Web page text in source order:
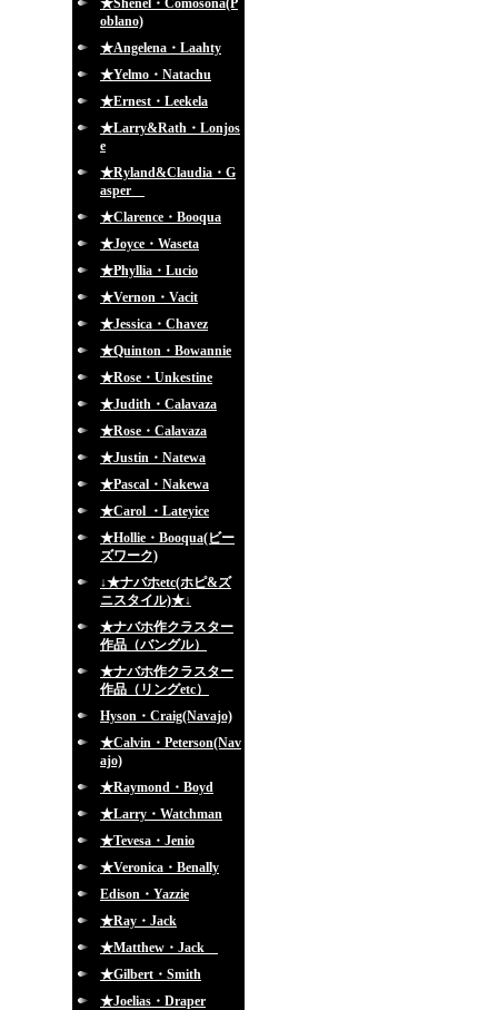
★Shenel・Comosona(P
oblano)
★Angelena・Laahty
★Yelmo・Natachu
★Ernest・Leekela
★Larry&Rath・Lonjos
e
★Ryland&Claudia・G
asper
★Clarence・Booqua
★Joyce・Waseta
★Phyllia・Lucio
★Vernon・Vacit
★Jessica・Chavez
★Quinton・Bowannie
★Rose・Unkestine
★Judith・Calavaza
★Rose・Calavaza
★Justin・Natewa
★Pascal・Nakewa
★Carol ・Lateyice
★Hollie・Booqua(ビー
ズワーク)
↓★ナバホetc(ホピ&ズ
ニスタイル)★↓
★ナバホ作クラスター
作品（バングル）
★ナバホ作クラスター
作品（リングetc）
Hyson・Craig(Navajo)
★Calvin・Peterson(Nav
ajo)
★Raymond・Boyd
★Larry・Watchman
★Tevesa・Jenio
★Veronica・Benally
Edison・Yazzie
★Ray・Jack
★Matthew・Jack
★Gilbert・Smith
★Joelias・Draper